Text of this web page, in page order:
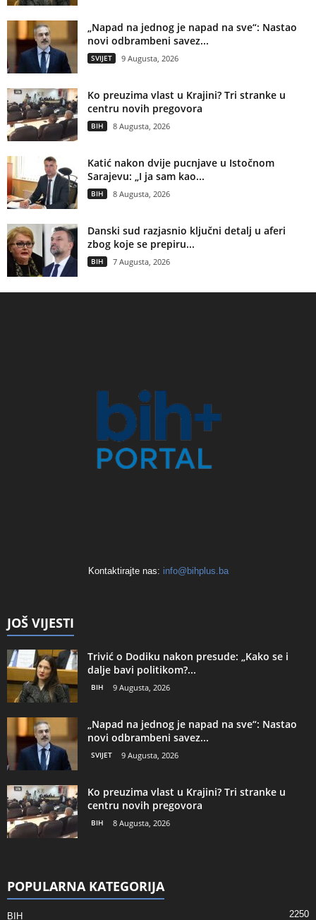
„Napad na jednog je napad na sve“: Nastao
novi odbrambeni savez...
SVIJET 9 Augusta, 2026
Ko preuzima vlast u Krajini? Tri stranke u
centru novih pregovora
BIH 8 Augusta, 2026
Katić nakon dvije pucnjave u Istočnom
Sarajevu: „I ja sam kao...
BIH 8 Augusta, 2026
Danski sud razjasnio ključni detalj u aferi
zbog koje se prepiru...
BIH 7 Augusta, 2026
Kontaktirajte nas: info@bihplus.ba
JOŠ VIJESTI
Trivić o Dodiku nakon presude: „Kako se i
dalje bavi politikom?...
BIH 9 Augusta, 2026
„Napad na jednog je napad na sve“: Nastao
novi odbrambeni savez...
SVIJET 9 Augusta, 2026
Ko preuzima vlast u Krajini? Tri stranke u
centru novih pregovora
BIH 8 Augusta, 2026
POPULARNA KATEGORIJA
BIH 2250